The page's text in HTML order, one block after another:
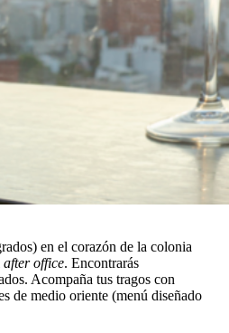
en el corazón de la colonia
after office. Encontrarás
Acompaña tus tragos con
de medio oriente (menú diseñado